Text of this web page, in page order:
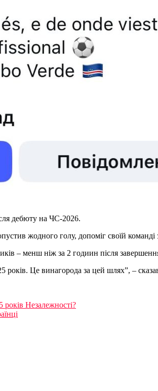
дебюту на ЧС-2026.
жодного голу, допоміг своїй
– менш ніж за 2 годиин після
Це винагорода за цей шлях”, –
Незалежності?